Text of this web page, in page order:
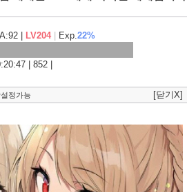
| LV204 Exp.22%
| 852 |
정가능 [닫기X]